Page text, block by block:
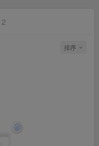
2
排序